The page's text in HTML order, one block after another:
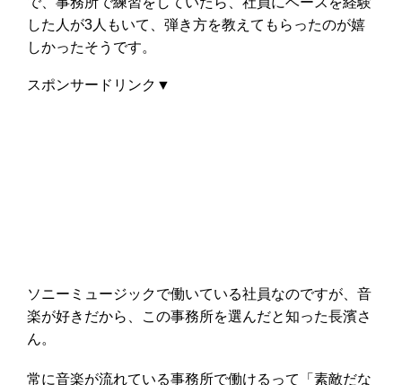
した人が3人もいて、弾き方を教えてもらったのが嬉
しかったそうです。
スポンサードリンク▼
ソニーミュージックで働いている社員なのですが、音
楽が好きだから、この事務所を選んだと知った長濱さ
ん。
常に音楽が流れている事務所で働けるって「素敵だな